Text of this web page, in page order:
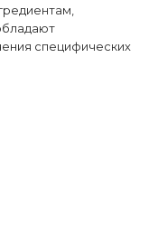
специфических